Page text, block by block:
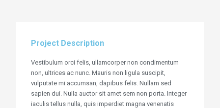
Project Description
Vestibulum orci felis, ullamcorper non condimentum
non, ultrices ac nunc. Mauris non ligula suscipit,
vulputate mi accumsan, dapibus felis. Nullam sed
sapien dui. Nulla auctor sit amet sem non porta. Integer
iaculis tellus nulla, quis imperdiet magna venenatis